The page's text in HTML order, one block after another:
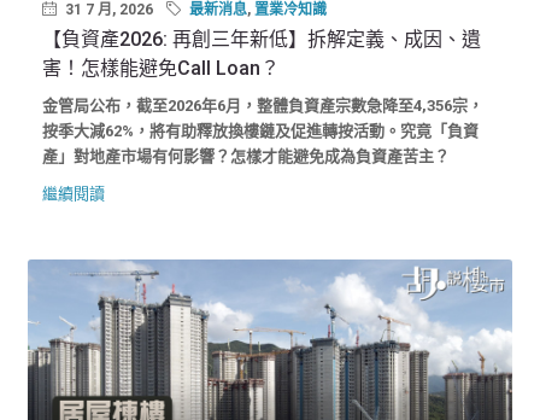
31 7 月, 2026 最新消息, 置業冷知識
【負資產2026: 再創三年新低】拆解定義、成因、遺
害！怎樣能避免Call Loan？
金管局公布，截至2026年6月，整體負資產宗數急降至4,356宗，
按季大減62%，將有助釋放換樓鏈及促進轉按活動。究竟「負資
產」對地產市場有何影響？怎樣才能避免成為負資產苦主？
繼續閱讀